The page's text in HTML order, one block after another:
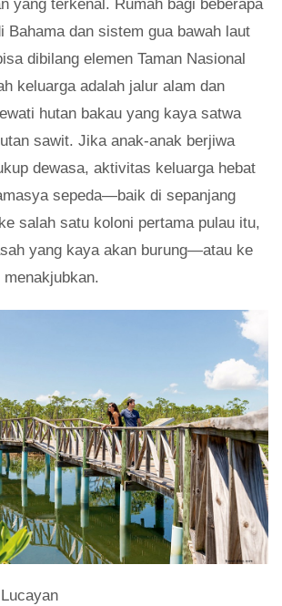
yang terkenal. Rumah bagi beberapa
Bahama dan sistem gua bawah laut
dibilang elemen Taman Nasional
keluarga adalah jalur alam dan
hutan bakau yang kaya satwa
sawit. Jika anak-anak berjiwa
dewasa, aktivitas keluarga hebat
sepeda—baik di sepanjang
salah satu koloni pertama pulau itu,
yang kaya akan burung—atau ke
menakjubkan.